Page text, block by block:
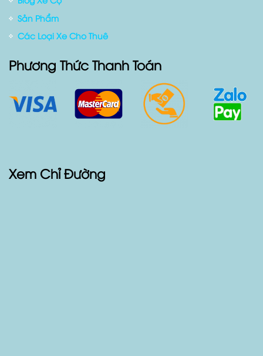
Sản Phẩm
Các Loại Xe Cho Thuê
Phương Thức Thanh Toán
Xem Chỉ Đường